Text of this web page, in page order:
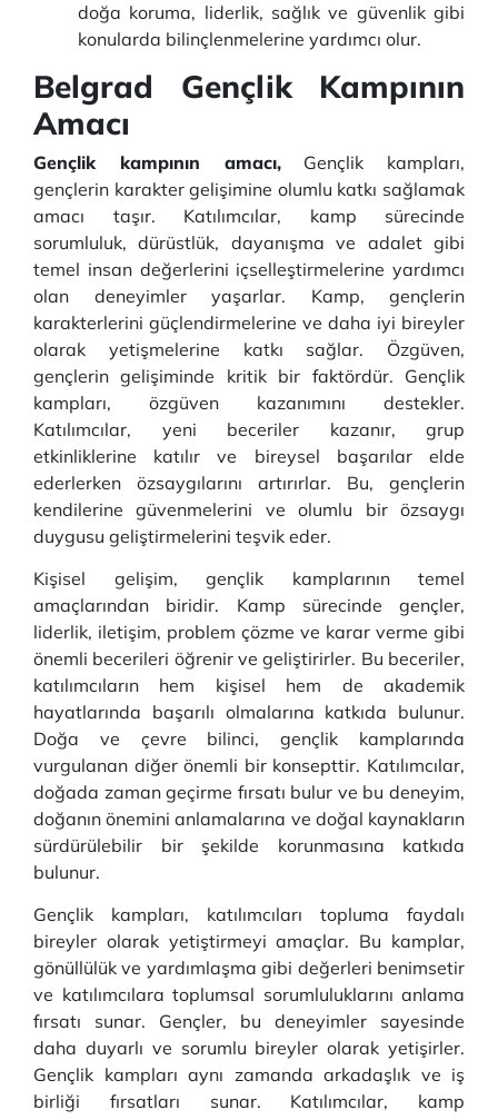
doğa koruma, liderlik, sağlık ve güvenlik gibi
konularda bilinçlenmelerine yardımcı olur.
Belgrad Gençlik Kampının
Amacı
Gençlik kampının amacı,Gençlik kampları,
gençlerin karakter gelişimine olumlu katkı sağlamak
amacı taşır. Katılımcılar, kamp sürecinde
sorumluluk, dürüstlük, dayanışma ve adalet gibi
temel insan değerlerini içselleştirmelerine yardımcı
olan deneyimler yaşarlar. Kamp, gençlerin
karakterlerini güçlendirmelerine ve daha iyi bireyler
olarak yetişmelerine katkı sağlar. Özgüven,
gençlerin gelişiminde kritik bir faktördür. Gençlik
kampları, özgüven kazanımını destekler.
Katılımcılar, yeni beceriler kazanır, grup
etkinliklerine katılır ve bireysel başarılar elde
ederlerken özsaygılarını artırırlar. Bu, gençlerin
kendilerine güvenmelerini ve olumlu bir özsaygı
duygusu geliştirmelerini teşvik eder.
Kişisel gelişim, gençlik kamplarının temel
amaçlarından biridir. Kamp sürecinde gençler,
liderlik, iletişim, problem çözme ve karar verme gibi
önemli becerileri öğrenir ve geliştirirler. Bu beceriler,
katılımcıların hem kişisel hem de akademik
hayatlarında başarılı olmalarına katkıda bulunur.
Doğa ve çevre bilinci, gençlik kamplarında
vurgulanan diğer önemli bir konsepttir. Katılımcılar,
doğada zaman geçirme fırsatı bulur ve bu deneyim,
doğanın önemini anlamalarına ve doğal kaynakların
sürdürülebilir bir şekilde korunmasına katkıda
bulunur.
Gençlik kampları, katılımcıları topluma faydalı
bireyler olarak yetiştirmeyi amaçlar. Bu kamplar,
gönüllülük ve yardımlaşma gibi değerleri benimsetir
ve katılımcılara toplumsal sorumluluklarını anlama
fırsatı sunar. Gençler, bu deneyimler sayesinde
daha duyarlı ve sorumlu bireyler olarak yetişirler.
Gençlik kampları aynı zamanda arkadaşlık ve iş
birliği fırsatları sunar. Katılımcılar, kamp